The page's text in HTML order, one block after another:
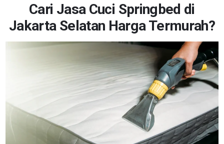
Cari Jasa Cuci Springbed di
Jakarta Selatan Harga Termurah?